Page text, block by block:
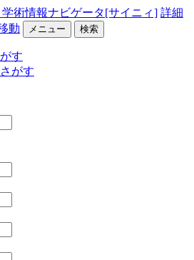
術情報ナビゲータ[サイニィ] 詳細
動 メニュー 検索
す
がす